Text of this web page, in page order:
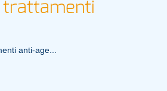
trattamenti
anti-age...